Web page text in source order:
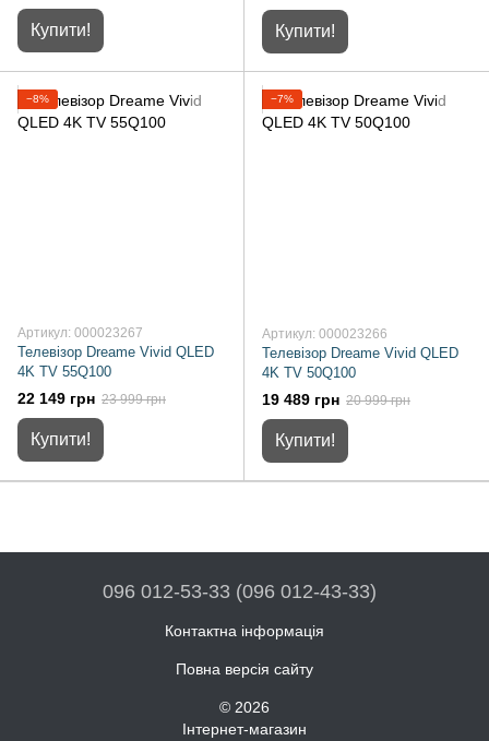
Купити! Купити!
−8%
Артикул: 000023267
Телевізор Dreame Vivid QLED
4K TV 55Q100
22 149 грн 23 999 грн
Купити!
−7%
Артикул: 000023266
Телевізор Dreame Vivid QLED
4K TV 50Q100
19 489 грн 20 999 грн
Купити!
096 012-53-33 (096 012-43-33)
Контактна інформація
Повна версія сайту
© 2026
Інтернет-магазин